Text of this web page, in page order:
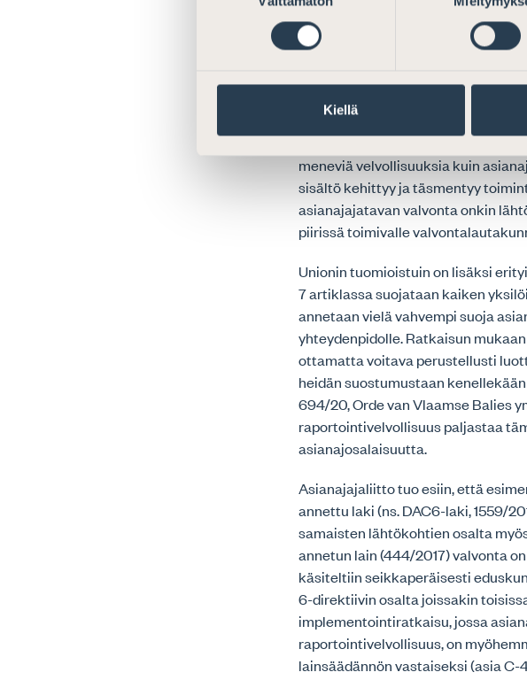
Kiellä
Wouters, kohta 102). Edelleen
riippumattomana ja
valvotaan yleisen edun nimissä
on osa unionin oikeusjärjestystä
Asianajajista annetussa laissa
itsesääntelymekanismina toimiva
meneviä velvollisuuksia kuin
sisältö kehittyy ja täsmentyy
asianajajatavan valvonta onkin
piirissä toimivalle
Unionin tuomioistuin on lisäksi
7 artiklassa suojataan kaiken
annetaan vielä vahvempi suoja
yhteydenpidolle. Ratkaisun
ottamatta voitava perustellusti
heidän suostumustaan
694/20, Orde van Vlaamse Balies
raportointivelvollisuus paljastaa
asianajosalaisuutta.
Asianajajaliitto tuo esiin, että
annettu laki (ns. DAC6-laki, 1559/
samaisten lähtökohtien osalta
annetun lain (444/2017) valvonta
käsiteltiin seikkaperäisesti
6-direktiivin osalta joissakin
implementointiratkaisu, jossa
raportointivelvollisuus, on
lainsäädännön vastaiseksi (asia